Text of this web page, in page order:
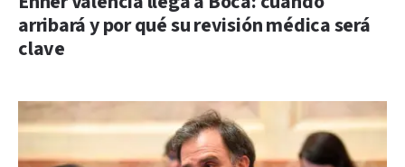
arribará y por qué su revisión médica será
clave